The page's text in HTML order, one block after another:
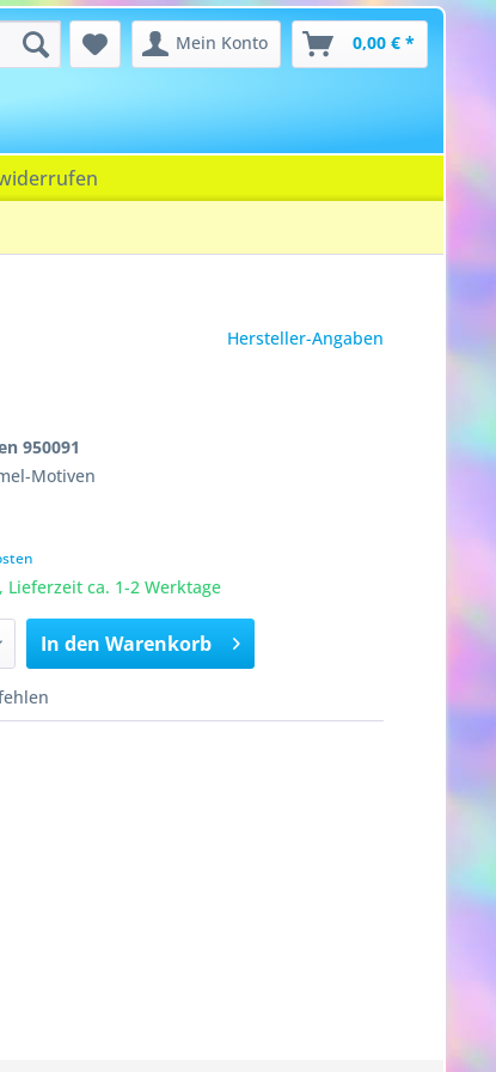
Mein Konto 0,00 € *
Hersteller-Angaben
950091
Motiven
ca. 1-2 Werktage
In den Warenkorb